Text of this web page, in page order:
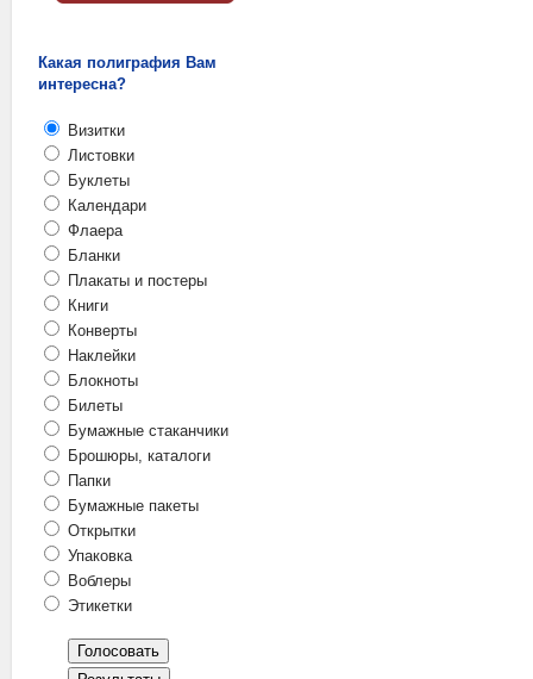
Какая полиграфия Вам
интересна?
Визитки
Листовки
Буклеты
Календари
Флаера
Бланки
Плакаты и постеры
Книги
Конверты
Наклейки
Блокноты
Билеты
Бумажные стаканчики
Брошюры, каталоги
Папки
Бумажные пакеты
Открытки
Упаковка
Воблеры
Этикетки